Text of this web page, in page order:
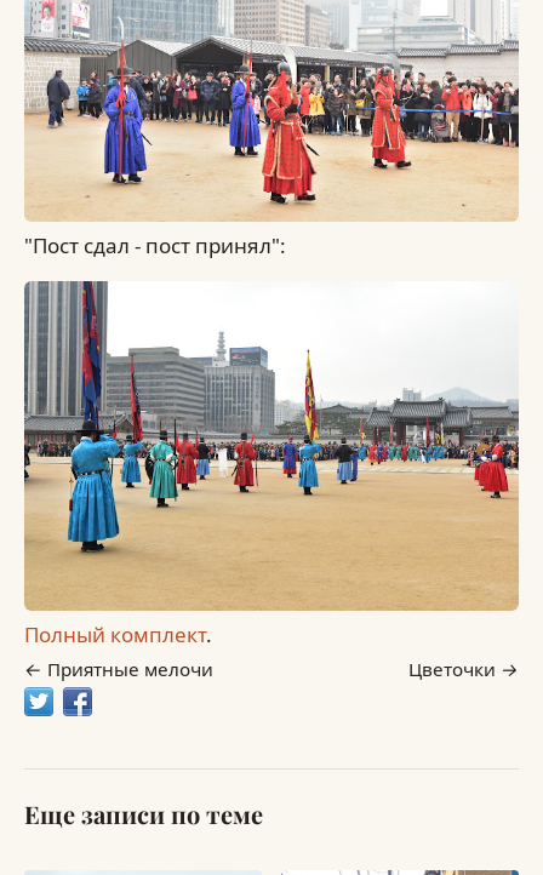
"Пост сдал - пост принял":
Полный комплект.
Приятные мелочи Цветочки
Еще записи по теме